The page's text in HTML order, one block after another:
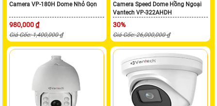
Camera VP-180H Dome Nhỏ Gọn
980,000 ₫
Giá Gốc: 1,400,000 ₫
Camera Speed Dome Hồng Ngoại
Vantech VP-322AHDH
30%
Giá Gốc: 26,000,000 ₫